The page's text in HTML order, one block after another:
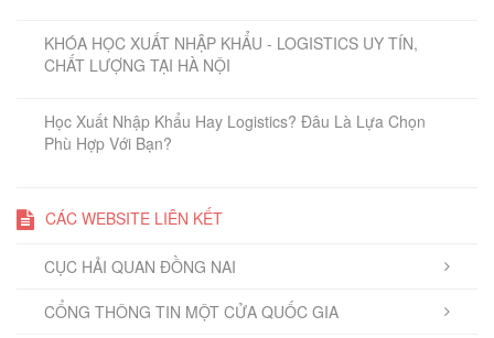
KHÓA HỌC XUẤT NHẬP KHẨU - LOGISTICS UY TÍN,
CHẤT LƯỢNG TẠI HÀ NỘI
Học Xuất Nhập Khẩu Hay Logistics? Đâu Là Lựa Chọn
Phù Hợp Với Bạn?
CÁC WEBSITE LIÊN KẾT
CỤC HẢI QUAN ĐỒNG NAI
CỔNG THÔNG TIN MỘT CỬA QUỐC GIA